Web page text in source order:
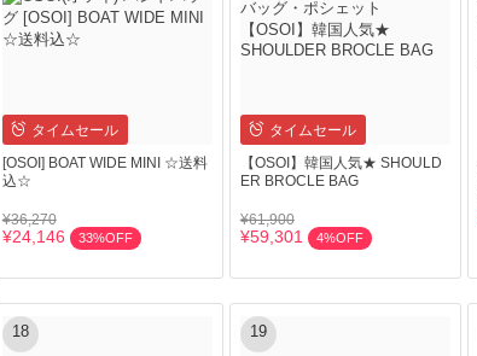
タイムセール
[OSOI] BOAT WIDE MINI ☆送料
込☆
¥36,270
¥24,146 33%OFF
タイムセール
【OSOI】韓国人気★ SHOULD
ER BROCLE BAG
¥61,900
¥59,301 4%OFF
18 19